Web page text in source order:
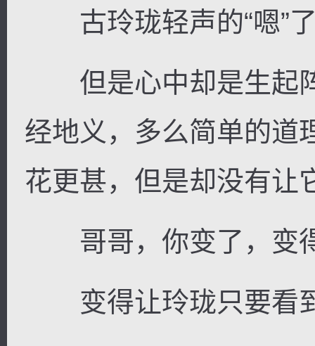
古玲珑轻声的“嗯”了
但是心中却是生起
经地义，多么简单的道
花更甚，但是却没有让
哥哥，你变了，变
变得让玲珑只要看